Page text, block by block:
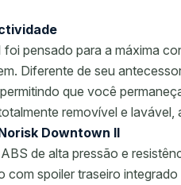
pensado para a máxima
Diferente de seu
que você
removível e
Downtown II
de alta pressão e
com spoiler traseiro integrado